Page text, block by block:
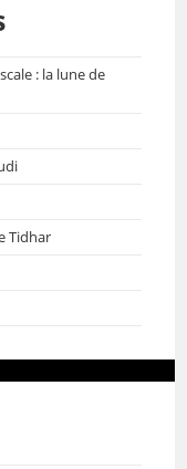
: la lune de
Tidhar